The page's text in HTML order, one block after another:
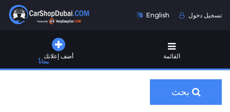
English تسجيل دخول
أضف إعلانك
مجاناً
القائمة
بحث